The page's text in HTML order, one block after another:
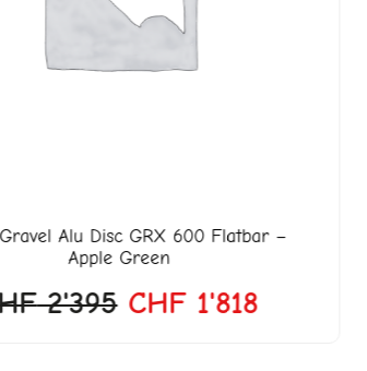
Gravel Alu Disc GRX 600 Flatbar –
Apple Green
2'395 CHF1'818